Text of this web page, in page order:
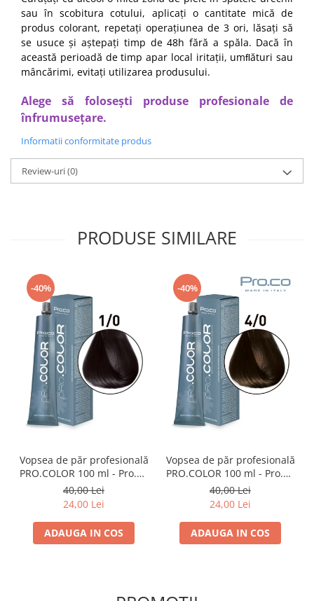
sau în scobitura cotului, aplicați o cantitate mică de
produs colorant, repetați operațiunea de 3 ori, lăsați să
se usuce și aștepați timp de 48h fără a spăla. Dacă în
această perioadă de timp apar local iritații, umﬂături sau
mâncărimi, evitați utilizarea produsului.
Alege să folosești produse profesionale de
înfrumusețare.
Informatii conformitate produs
Review-uri(0)
PRODUSE SIMILARE
-40%
Vopsea de păr profesională
PRO.COLOR 100 ml - Pro.Co
- 1/0 NEGRU
40,00 Lei
24,00 Lei
ADAUGA IN COS
-40%
Vopsea de păr profesională
PRO.COLOR 100 ml - Pro.Co
- 4/0 CASTANIU NATURAL
40,00 Lei
24,00 Lei
ADAUGA IN COS